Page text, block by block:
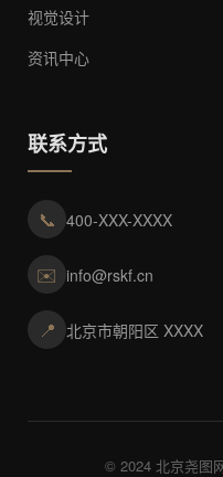
视觉设计
资讯中心
联系方式
📞 400-XXX-XXXX
✉️ info@rskf.cn
📍 北京市朝阳区 XXXX
© 2024 北京尧图